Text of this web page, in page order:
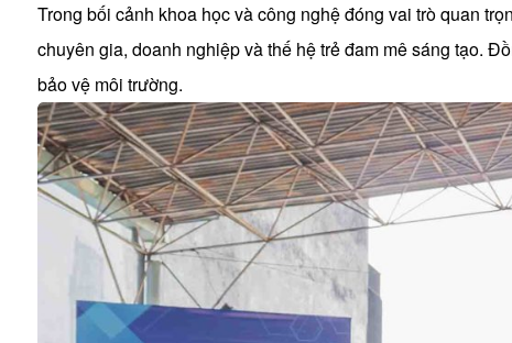
Trong bối cảnh khoa học và công nghệ đóng vai trò quan
chuyên gia, doanh nghiệp và thế hệ trẻ đam mê sáng tạo.
bảo vệ môi trường.